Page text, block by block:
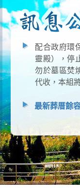
配合政府環
靈殿），停
勿於墓區焚
代收，本組
最新葬厝餘